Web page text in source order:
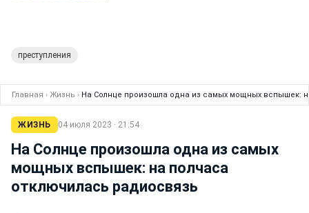
преступления
Главная › Жизнь › На Солнце произошла одна из самых мощных вспышек:
ЖИЗНЬ 04 июля 2023 · 21:54
На Солнце произошла одна из самых
мощных вспышек: на полчаса
отключилась радиосвязь